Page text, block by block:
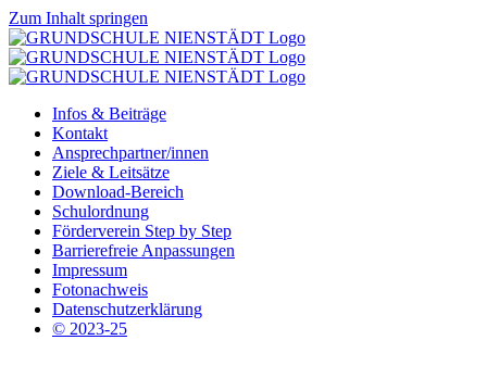
Zum Inhalt springen
Infos & Beiträge
Kontakt
Ansprechpartner/innen
Ziele & Leitsätze
Download-Bereich
Schulordnung
Förderverein Step by Step
Barrierefreie Anpassungen
Impressum
Fotonachweis
Datenschutzerklärung
© 2023-25